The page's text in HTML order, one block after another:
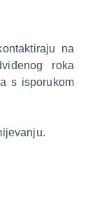
na
roka
s isporukom